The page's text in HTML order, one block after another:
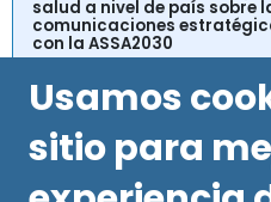
salud a nivel de país sobre
comunicaciones
con la ASSA2030
Usamos
sitio para